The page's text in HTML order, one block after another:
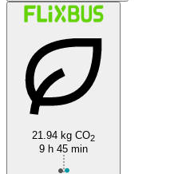
21.94 kg CO2
9 h 45 min